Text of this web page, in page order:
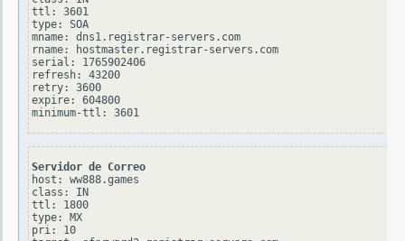
ttl: 3601
type: SOA
mname: dns1.registrar-servers.com
rname: hostmaster.registrar-servers.com
serial: 1765902406
refresh: 43200
retry: 3600
expire: 604800
Servidor de Correo
host: ww888.games
class: IN
ttl: 1800
type: MX
pri: 10